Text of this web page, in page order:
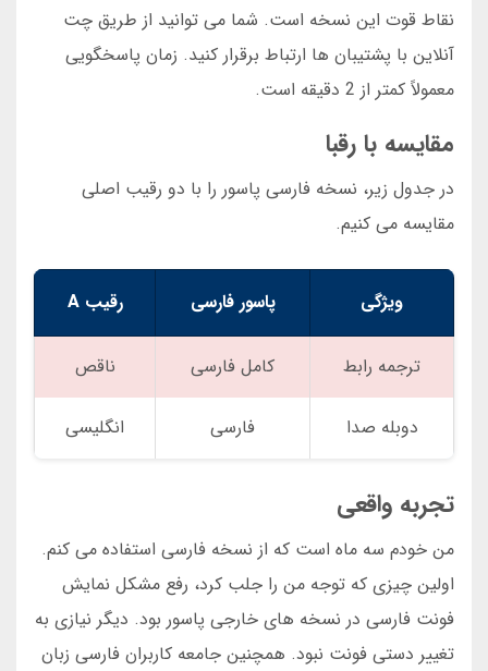
نقاط قوت این نسخه است. شما می توانید از طریق چت
آنلاین با پشتیبان ها ارتباط برقرار کنید. زمان پاسخگویی
معمولاً کمتر از 2 دقیقه است.
مقایسه با رقبا
در جدول زیر، نسخه فارسی پاسور را با دو رقیب اصلی
مقایسه می کنیم.
ویژگی پاسور فارسی رقیب A
ترجمه رابط کامل فارسی ناقص
دوبله صدا فارسی انگلیسی
تجربه واقعی
من خودم سه ماه است که از نسخه فارسی استفاده می کنم.
اولین چیزی که توجه من را جلب کرد، رفع مشکل نمایش
فونت فارسی در نسخه های خارجی پاسور بود. دیگر نیازی به
تغییر دستی فونت نبود. همچنین جامعه کاربران فارسی زبان